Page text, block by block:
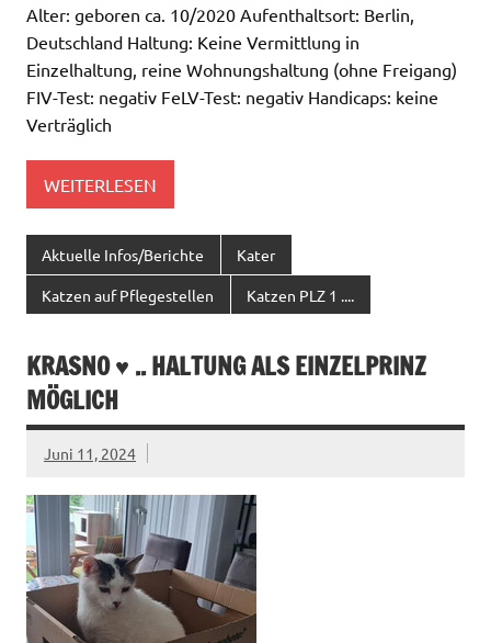
Alter: geboren ca. 10/2020 Aufenthaltsort: Berlin,
Deutschland Haltung: Keine Vermittlung in
Einzelhaltung, reine Wohnungshaltung (ohne Freigang)
FIV-Test: negativ FeLV-Test: negativ Handicaps: keine
Verträglich
WEITERLESEN
Aktuelle Infos/Berichte Kater
Katzen auf Pflegestellen Katzen PLZ 1 ....
KRASNO ♥ .. HALTUNG ALS EINZELPRINZ
MÖGLICH
Juni 11, 2024